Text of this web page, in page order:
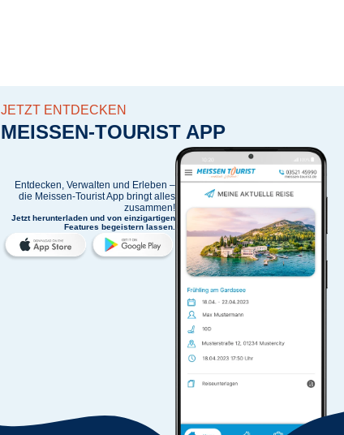
JETZT ENTDECKEN
MEISSEN-TOURIST APP
Entdecken, Verwalten und Erleben –
die Meissen-Tourist App bringt alles
zusammen!
Jetzt herunterladen und von einzigartigen
Features begeistern lassen.